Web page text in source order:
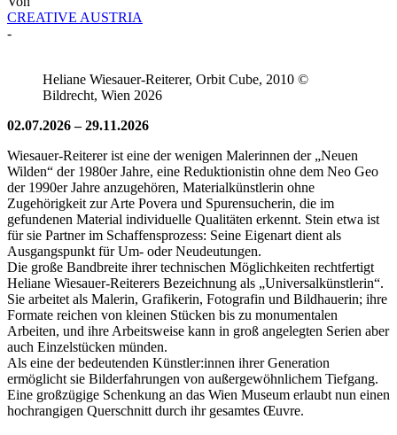
CREATIVE AUSTRIA
-
Heliane Wiesauer-Reiterer, Orbit Cube, 2010 ©
Bildrecht, Wien 2026
02.07.2026 – 29.11.2026
Wiesauer-Reiterer ist eine der wenigen Malerinnen der „Neuen
Wilden“ der 1980er Jahre, eine Reduktionistin ohne dem Neo Geo
der 1990er Jahre anzugehören, Materialkünstlerin ohne
Zugehörigkeit zur Arte Povera und Spurensucherin, die im
gefundenen Material individuelle Qualitäten erkennt. Stein etwa ist
für sie Partner im Schaffensprozess: Seine Eigenart dient als
Ausgangspunkt für Um- oder Neudeutungen.
Die große Bandbreite ihrer technischen Möglichkeiten rechtfertigt
Heliane Wiesauer-Reiterers Bezeichnung als „Universalkünstlerin“.
Sie arbeitet als Malerin, Grafikerin, Fotografin und Bildhauerin; ihre
Formate reichen von kleinen Stücken bis zu monumentalen
Arbeiten, und ihre Arbeitsweise kann in groß angelegten Serien aber
auch Einzelstücken münden.
Als eine der bedeutenden Künstler:innen ihrer Generation
ermöglicht sie Bilderfahrungen von außergewöhnlichem Tiefgang.
Eine großzügige Schenkung an das Wien Museum erlaubt nun einen
hochrangigen Querschnitt durch ihr gesamtes Œuvre.